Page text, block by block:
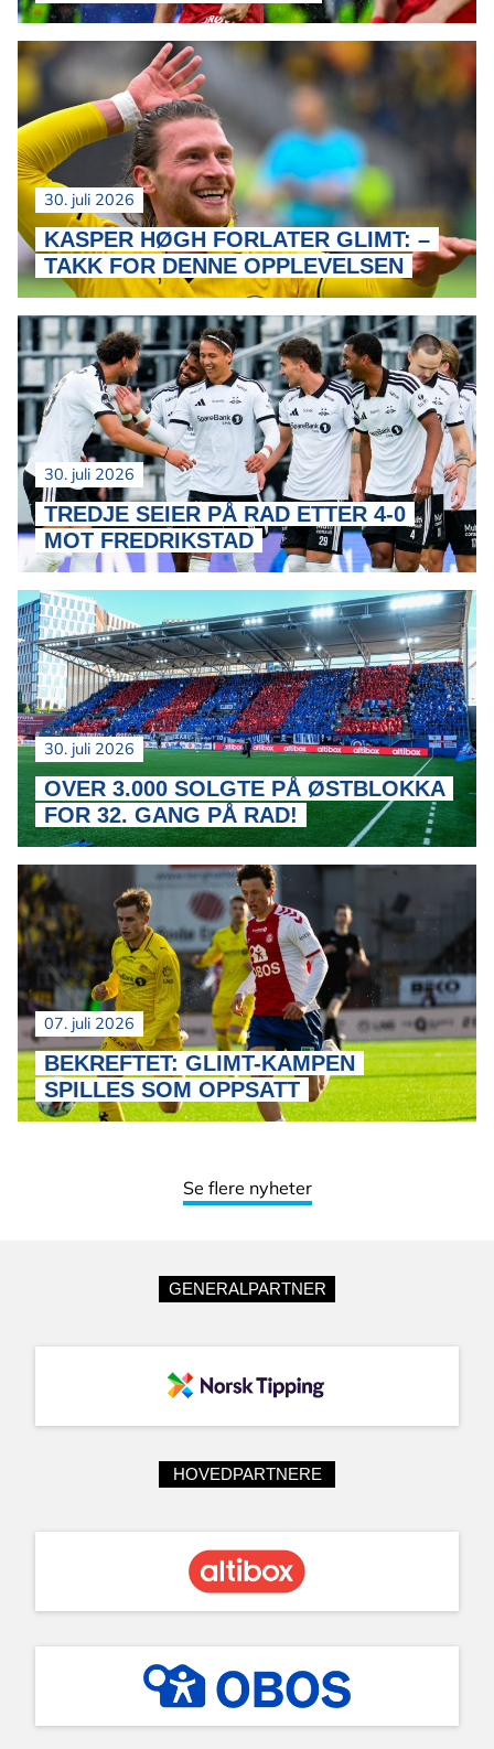
30. juli 2026
KASPER HØGH FORLATER GLIMT: –
TAKK FOR DENNE OPPLEVELSEN
30. juli 2026
TREDJE SEIER PÅ RAD ETTER 4-0
MOT FREDRIKSTAD
30. juli 2026
OVER 3.000 SOLGTE PÅ ØSTBLOKKA
FOR 32. GANG PÅ RAD!
07. juli 2026
BEKREFTET: GLIMT-KAMPEN
SPILLES SOM OPPSATT
Se flere nyheter
GENERALPARTNER
HOVEDPARTNERE